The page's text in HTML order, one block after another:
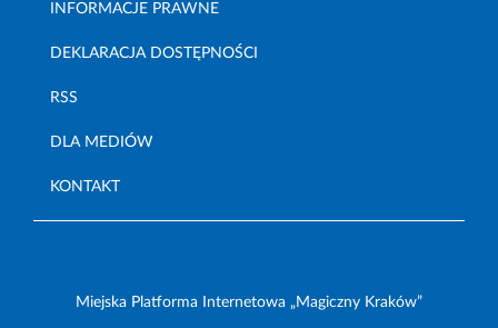
INFORMACJE PRAWNE
DEKLARACJA DOSTĘPNOŚCI
RSS
DLA MEDIÓW
KONTAKT
Miejska Platforma Internetowa „Magiczny Kraków”